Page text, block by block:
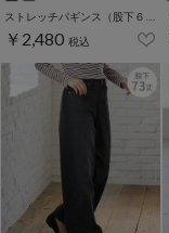
ストレッチパギンス（股下６９ｃｍ）
￥2,480 税込